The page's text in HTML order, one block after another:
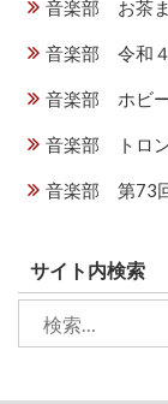
音楽部 お茶
音楽部 令和
音楽部 ホビ
音楽部 トロ
音楽部 第73
サイト内検索
索: